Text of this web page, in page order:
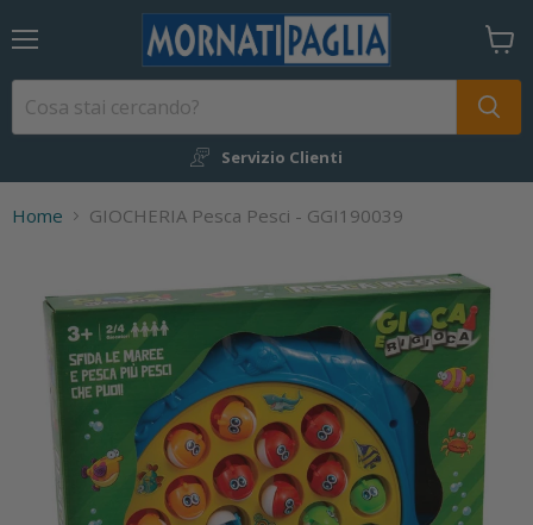
Servizio Clienti
il
Home GIOCHERIA Pesca Pesci - GGI190039